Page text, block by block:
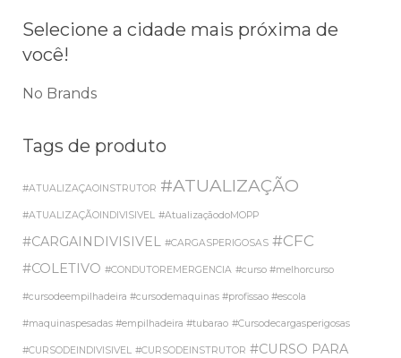
Selecione a cidade mais próxima de
você!
No Brands
Tags de produto
#ATUALIZAÇAOINSTRUTOR #ATUALIZAÇÃO
#ATUALIZAÇÃOINDIVISIVEL #AtualizaçãodoMOPP
#CARGAINDIVISIVEL #CARGASPERIGOSAS #CFC
#COLETIVO #CONDUTOREMERGENCIA #curso #melhorcurso
#cursodeempilhadeira #cursodemaquinas #profissao #escola
#maquinaspesadas #empilhadeira #tubarao #Cursodecargasperigosas
#CURSODEINDIVISIVEL #CURSODEINSTRUTOR #CURSO PARA